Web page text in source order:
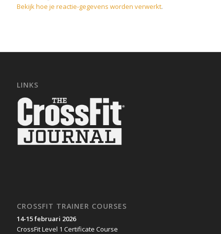
Bekijk hoe je reactie-gegevens worden verwerkt.
LINKS
CROSSFIT TRAINER COURSES
14-15 februari 2026
CrossFit Level 1 Certificate Course